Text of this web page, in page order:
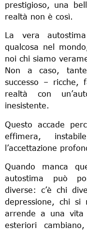
prestigioso, una
realtà non è così.
La vera
qualcosa nel
noi chi siamo
Non a caso,
successo – ricche,
realtà con
inesistente.
Questo accade
effimera,
l’accettazione
Quando manca
autostima può
diverse: c’è chi
depressione, chi si
arrende a una
esteriori